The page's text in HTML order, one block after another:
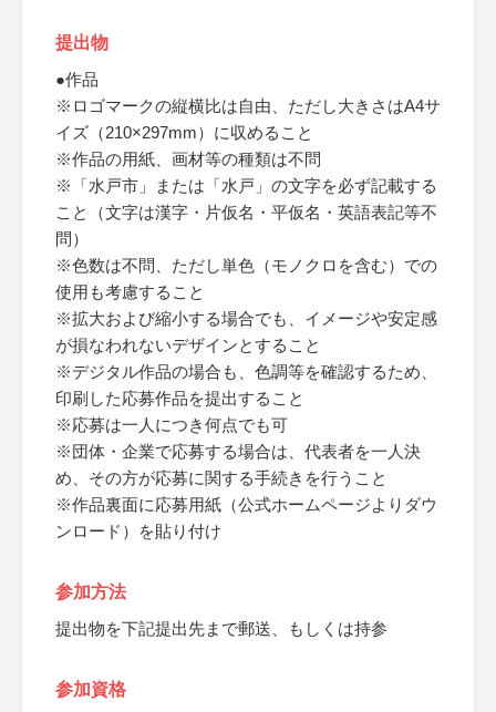
提出物
●作品
※ロゴマークの縦横比は自由、ただし大きさはA4サ
イズ（210×297mm）に収めること
※作品の用紙、画材等の種類は不問
※「水戸市」または「水戸」の文字を必ず記載する
こと（文字は漢字・片仮名・平仮名・英語表記等不
問）
※色数は不問、ただし単色（モノクロを含む）での
使用も考慮すること
※拡大および縮小する場合でも、イメージや安定感
が損なわれないデザインとすること
※デジタル作品の場合も、色調等を確認するため、
印刷した応募作品を提出すること
※応募は一人につき何点でも可
※団体・企業で応募する場合は、代表者を一人決
め、その方が応募に関する手続きを行うこと
※作品裏面に応募用紙（公式ホームページよりダウ
ンロード）を貼り付け
参加方法
提出物を下記提出先まで郵送、もしくは持参
参加資格